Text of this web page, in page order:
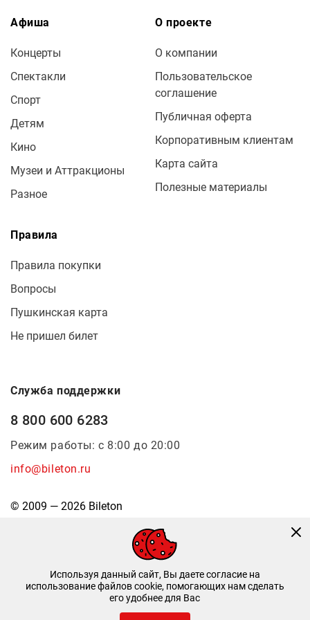
Афиша
Концерты
Спектакли
Спорт
Детям
Кино
Музеи и Аттракционы
Разное
О проекте
О компании
Пользовательское
соглашение
Публичная оферта
Корпоративным клиентам
Карта сайта
Полезные материалы
Правила
Правила покупки
Вопросы
Пушкинская карта
Не пришел билет
Служба поддержки
8 800 600 6283
Режим работы: с 8:00 до 20:00
info@bileton.ru
© 2009 — 2026 Bileton
Инфоматика
—Дизайн и разработка
Используя данный сайт, Вы даете согласие на
использование файлов cookie, помогающих нам сделать
его удобнее для Вас